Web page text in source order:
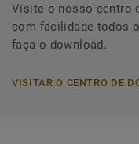
Visite o nosso centro
com facilidade todos
faça o download.
VISITAR O CENTRO DE